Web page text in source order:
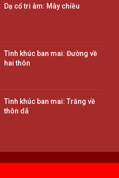
Dạ cổ tri âm: Mây chiều
Tình khúc ban mai: Đường về
hai thôn
Tình khúc ban mai: Trăng về
thôn dã